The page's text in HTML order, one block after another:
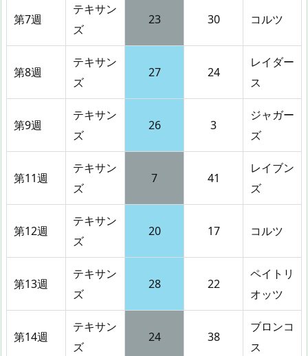
第7週
テキサン
ズ
23 30 コルツ
第8週
テキサン
ズ
27 24
レイダー
ス
第9週
テキサン
ズ
26 3
ジャガー
ズ
第11週
テキサン
ズ
7 41
レイブン
ズ
第12週
テキサン
ズ
20 17 コルツ
第13週
テキサン
ズ
28 22
ペイトリ
オッツ
第14週
テキサン
ズ
24 38
ブロンコ
ス